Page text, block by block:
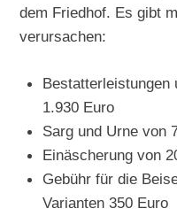
dem Friedhof. Es gibt
verursachen:
Bestatterleistungen
1.930 Euro
Sarg und Urne von
Einäscherung von
Gebühr für die
Varianten 350 Euro